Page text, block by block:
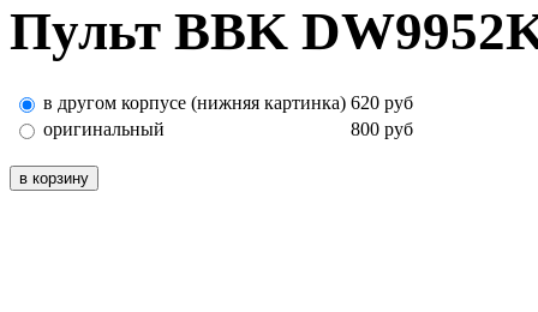
Пульт BBK
в другом корпусе (нижняя картинка) 620 руб
оригинальный
800 руб